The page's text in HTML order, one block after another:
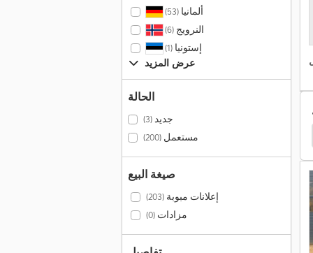
ألمانيا(53)
النرويج(6)
إستونيا(1)
عرض المزيد
الحالة
جديد(3)
مستعمل(200)
صيغة البيع
إعلانات مبوبة(203)
مزادات(0)
Daf Lf Caterpillar Th408D